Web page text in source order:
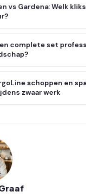
vs Gardena: Welk
complete set
schoppen en
zwaar werk